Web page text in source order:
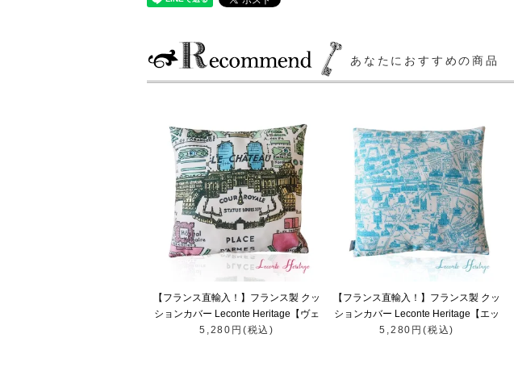
あなたにおすすめの商品
【フランス直輸入！】フランス製 クッ
ションカバー Leconte Heritage【ヴェ
ルサイユ宮殿 ベルサイユ宮殿 お城】
5,280円(税込)
【フランス直輸入！】フランス製 クッ
ションカバー Leconte Heritage【エッ
フェル塔 パリマップ ライトブルー】
5,280円(税込)